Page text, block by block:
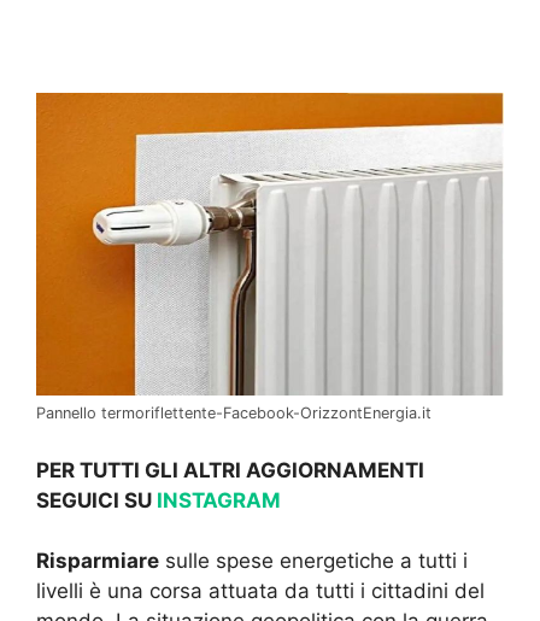
Pannello termoriflettente-Facebook-OrizzontEnergia.it
PER TUTTI GLI ALTRI AGGIORNAMENTI
SEGUICI SU INSTAGRAM
Risparmiare sulle spese energetiche a tutti i
livelli è una corsa attuata da tutti i cittadini del